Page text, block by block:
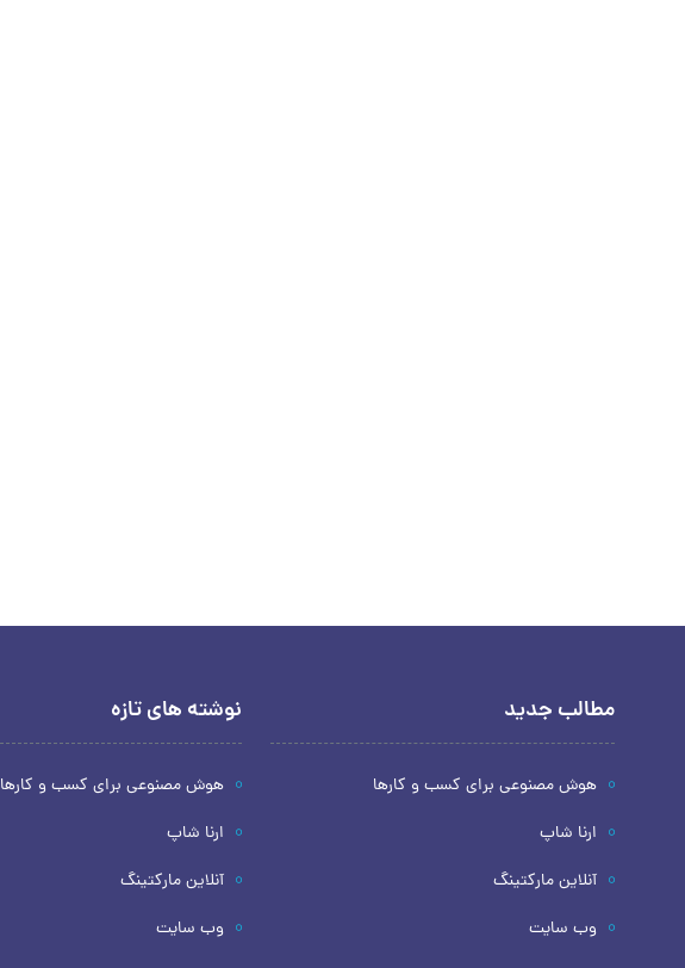
مطالب جدید
هوش مصنوعی برای کسب و کارها
ارنا شاپ
آنلاین مارکتینگ
وب سایت
نوشته های تازه
هوش مصنوعی برای کسب و کارها
ارنا شاپ
آنلاین مارکتینگ
وب سایت